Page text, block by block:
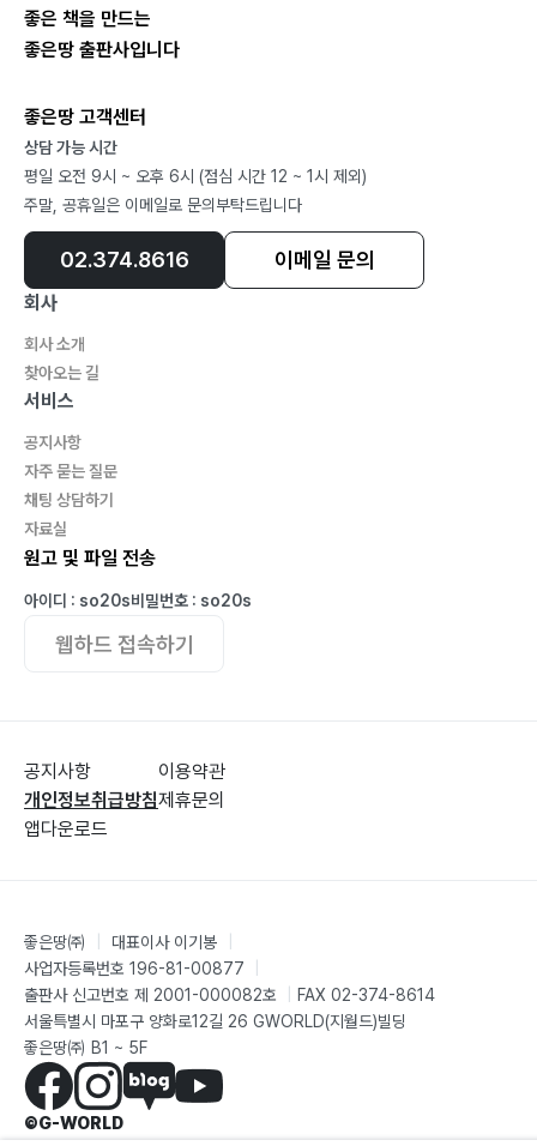
좋은 책을 만드는
좋은땅 출판사입니다
좋은땅 고객센터
상담 가능 시간
평일 오전 9시 ~ 오후 6시 (점심 시간 12 ~ 1시 제외)
주말, 공휴일은 이메일로 문의부탁드립니다
02.374.8616 이메일 문의
회사
회사 소개
찾아오는 길
서비스
공지사항
자주 묻는 질문
채팅 상담하기
자료실
원고 및 파일 전송
아이디 : so20s비밀번호 : so20s
웹하드 접속하기
공지사항
개인정보취급방침
앱다운로드
이용약관
제휴문의
좋은땅㈜ 대표이사 이기봉
사업자등록번호 196-81-00877
출판사 신고번호 제 2001-000082호
FAX 02-374-8614
서울특별시 마포구 양화로12길 26 GWORLD(지월드)빌딩
좋은땅㈜ B1 ~ 5F
©G-WORLD